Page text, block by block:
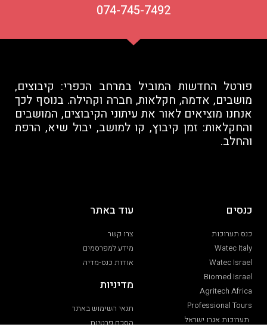
074-745-7492
פורטל החדשות המוביל במרחב הכפרי: קיבוצים,
מושבים, אדמה, חקלאות, חברה וקהילה. בנוסף לכך
אנחנו מוציאים לאור את עיתוני הקיבוצים, המושבים
והחקלאות: זמן קיבוץ, קו למושב, יבול שיא, הרפת
והחלב.
כנסים
כנס תערוכות
Watec Italy
Watec Israel
Biomed Israel
Agritech Africa
Professional Tours
תערוכות אגרו ישראל
עוד באתר
צרו קשר
מידע למפרסמים
אודות כנס-מדיה
מדיניות
תנאי השימוש באתר
הסכם פרטיות